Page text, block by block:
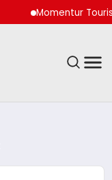
Momentur Tourism